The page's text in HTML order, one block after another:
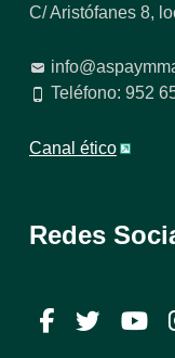
C/ Aristófanes 8,
Teléfono: 952
Canal ético
Redes
Facebook
Twitter